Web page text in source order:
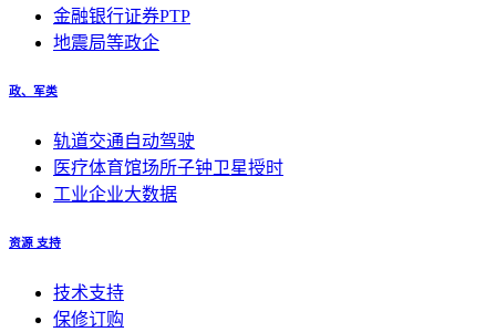
金融银行证券PTP
地震局等政企
政、军类
轨道交通自动驾驶
医疗体育馆场所子钟卫星授时
工业企业大数据
资源 支持
技术支持
保修订购